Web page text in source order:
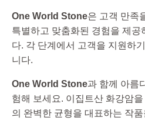
One World Stone은 고객 만족
특별하고 맞춤화된 경험을 제공
다. 각 단계에서 고객을 지원하
니다.
One World Stone과 함께 아름
험해 보세요. 이집트산 화강암
의 완벽한 균형을 대표하는 작